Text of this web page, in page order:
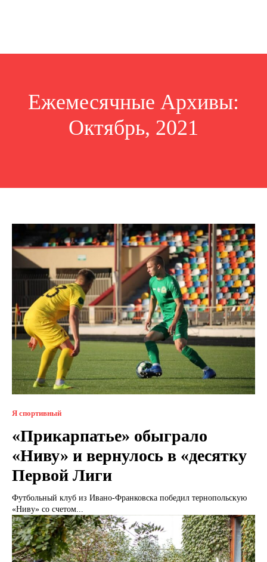
Ежемесячные Архивы:
Октябрь, 2021
Я спортивный
«Прикарпатье» обыграло
«Ниву» и вернулось в «десятку
Первой Лиги
Футбольный клуб из Ивано-Франковска победил тернопольскую
«Ниву» со счетом...